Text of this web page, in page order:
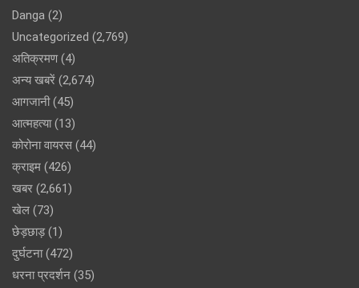
Danga (2)
Uncategorized (2,769)
अतिक्रमण(4)
अन्य खबरें (2,674)
आगजानी(45)
आत्महत्या(13)
कोरोना वायरस (44)
क्राइम (426)
खबर (2,661)
खेल (73)
छेड़छाड़(1)
दुर्घटना(472)
धरना प्रदर्शन (35)